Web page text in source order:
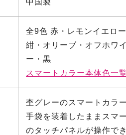
全9色 赤・レモンイエロ
紺・オリーブ・オフホワ
ー・黒
スマートカラー本体色一
杢グレーのスマートカラ
手袋を装着したままスマ
のタッチパネルが操作で